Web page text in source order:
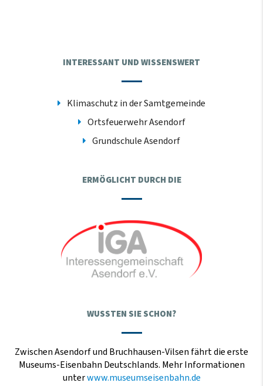
INTERESSANT UND WISSENSWERT
Klimaschutz in der Samtgemeinde
Ortsfeuerwehr Asendorf
Grundschule Asendorf
ERMÖGLICHT DURCH DIE
WUSSTEN SIE SCHON?
Zwischen Asendorf und Bruchhausen-Vilsen fährt die erste
Museums-Eisenbahn Deutschlands. Mehr Informationen
unterwww.museumseisenbahn.de